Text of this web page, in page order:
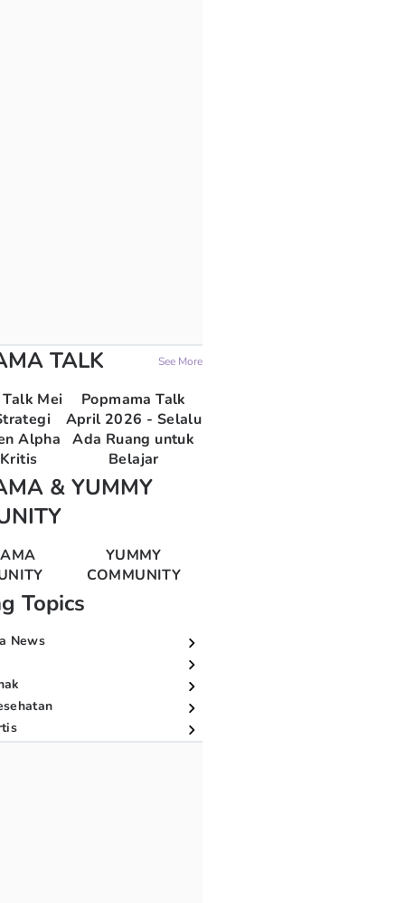
TALK See More
Mei
Alpha
Popmama Talk
April 2026 - Selalu
Ada Ruang untuk
Belajar
& YUMMY
YUMMY
COMMUNITY
Topics
News